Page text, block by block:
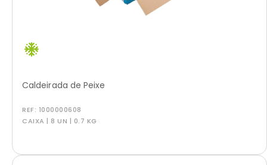
Caldeirada de Peixe
REF: 1000000608
CAIXA | 8 UN | 0.7 KG